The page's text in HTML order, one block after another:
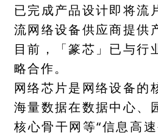
已完成产品设计即将流
流网络设备供应商提供
目前，「篆芯」已与行
略合作。
网络芯片是网络设备的
海量数据在数据中心、
核心骨干网等“信息高